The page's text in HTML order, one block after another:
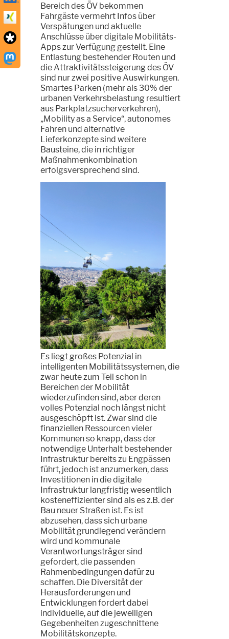
Bereich des ÖV bekommen
Fahrgäste vermehrt Infos über
Verspätungen und aktuelle
Anschlüsse über digitale Mobilitäts-
Apps zur Verfügung gestellt. Eine
Entlastung bestehender Routen und
die Attraktivitätssteigerung des ÖV
sind nur zwei positive Auswirkungen.
Smartes Parken (mehr als 30% der
urbanen Verkehrsbelastung resultiert
aus Parkplatzsucherverkehren),
„Mobility as a Service“, autonomes
Fahren und alternative
Lieferkonzepte sind weitere
Bausteine, die in richtiger
Maßnahmenkombination
erfolgsversprechend sind.
Es liegt großes Potenzial in
intelligenten Mobilitätssystemen, die
zwar heute zum Teil schon in
Bereichen der Mobilität
wiederzufinden sind, aber deren
volles Potenzial noch längst nicht
ausgeschöpft ist. Zwar sind die
finanziellen Ressourcen vieler
Kommunen so knapp, dass der
notwendige Unterhalt bestehender
Infrastruktur bereits zu Engpässen
führt, jedoch ist anzumerken, dass
Investitionen in die digitale
Infrastruktur langfristig wesentlich
kosteneffizienter sind als es z.B. der
Bau neuer Straßen ist. Es ist
abzusehen, dass sich urbane
Mobilität grundlegend verändern
wird und kommunale
Verantwortungsträger sind
gefordert, die passenden
Rahmenbedingungen dafür zu
schaffen. Die Diversität der
Herausforderungen und
Entwicklungen fordert dabei
individuelle, auf die jeweiligen
Gegebenheiten zugeschnittene
Mobilitätskonzepte.